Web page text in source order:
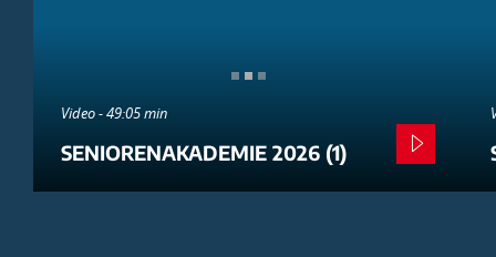
Video - 49:05 min
SENIORENAKADEMIE 2026 (1)